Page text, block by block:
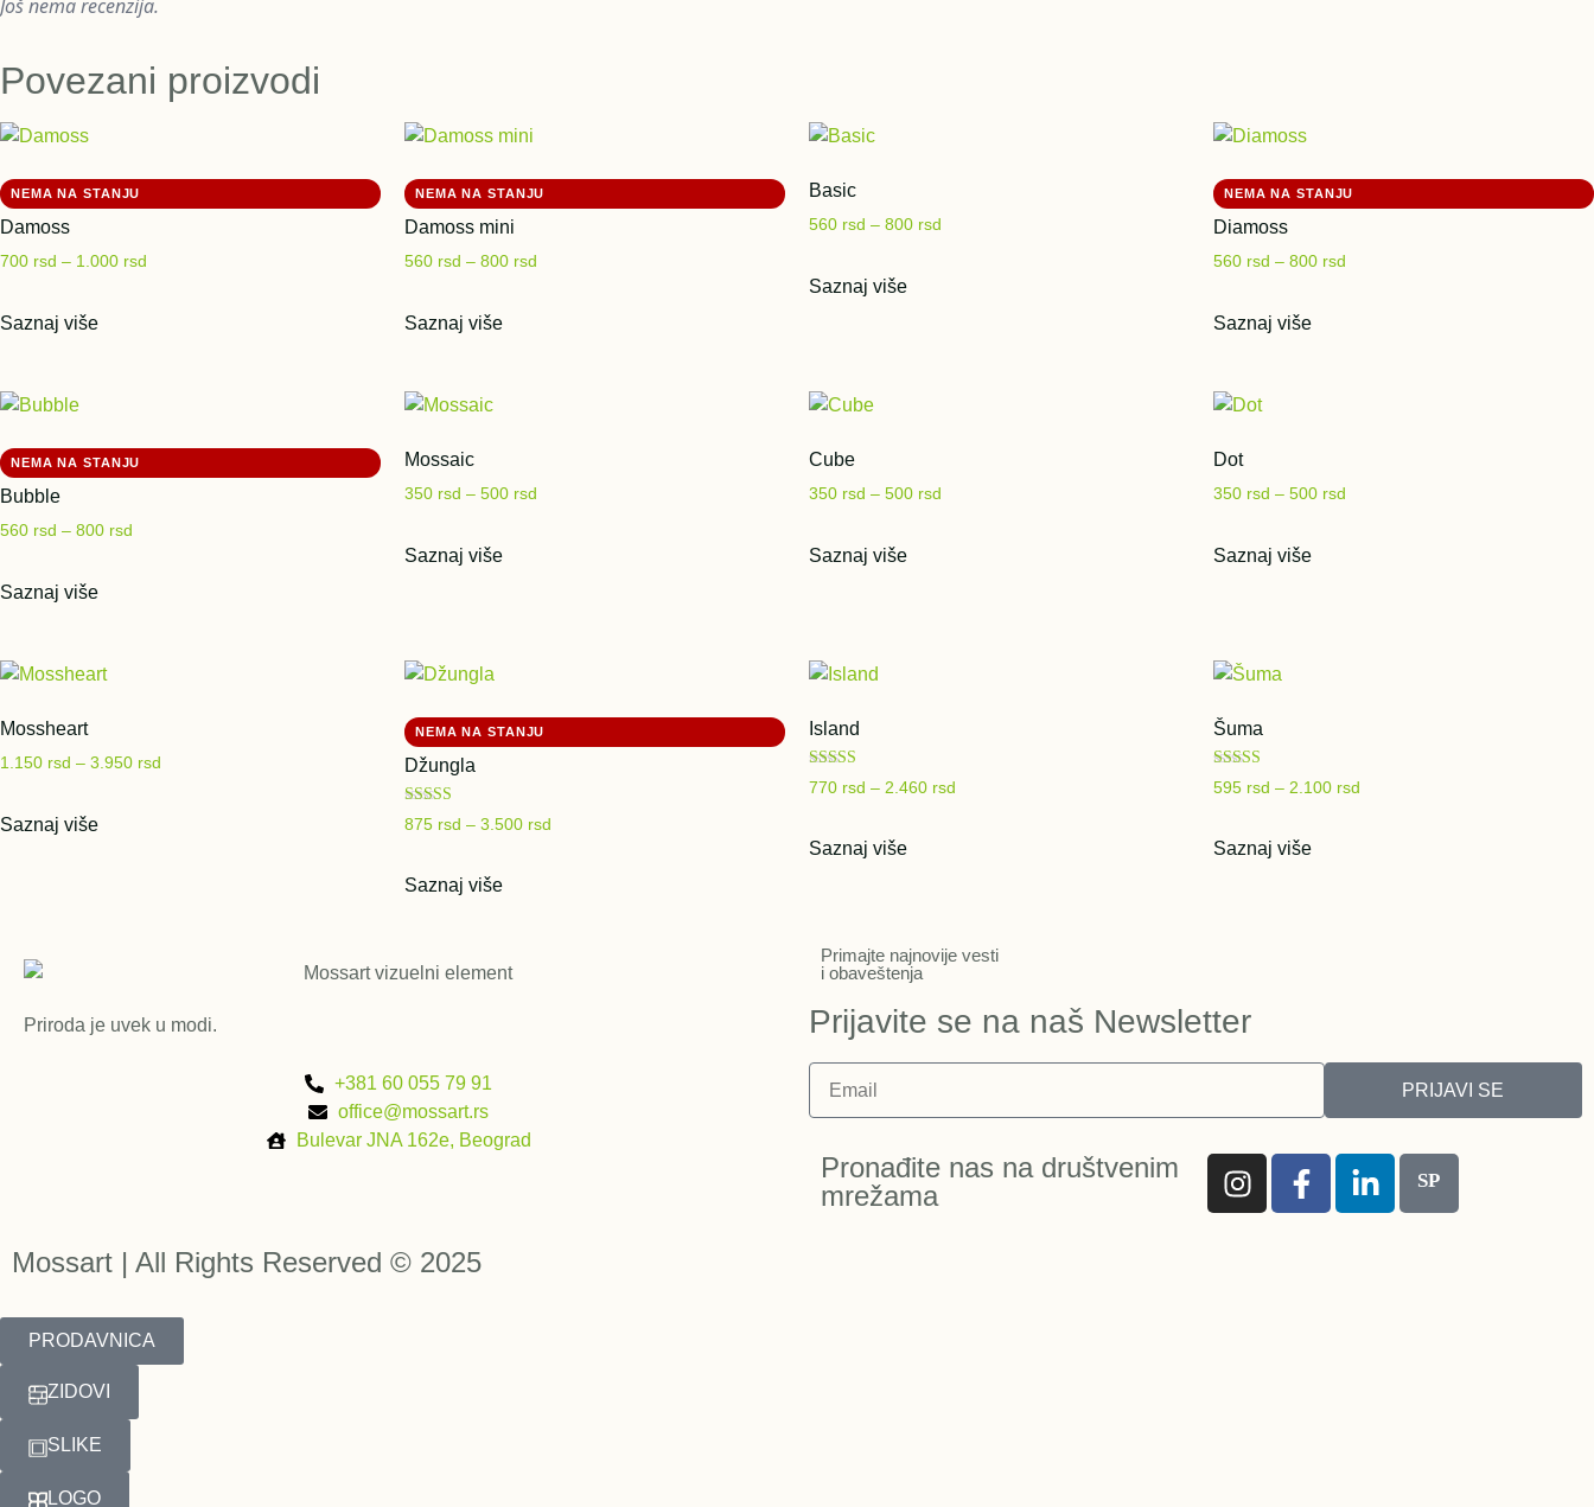
Još nema recenzija.
Povezani proizvodi
Damoss
700 rsd – 1.000 rsd
Saznaj više
Damoss mini
560 rsd – 800 rsd
Saznaj više
Basic
560 rsd – 800 rsd
Saznaj više
Diamoss
560 rsd – 800 rsd
Saznaj više
Bubble
560 rsd – 800 rsd
Saznaj više
Mossaic
350 rsd – 500 rsd
Saznaj više
Cube
350 rsd – 500 rsd
Saznaj više
Dot
350 rsd – 500 rsd
Saznaj više
Mossheart
1.150 rsd – 3.950 rsd
Saznaj više
Džungla
Ocenjeno sa
5.00
875 rsd – 3.500 rsd
Saznaj više
Island
Ocenjeno sa
5.00
770 rsd – 2.460 rsd
Saznaj više
Šuma
Ocenjeno sa
5.00
595 rsd – 2.100 rsd
Saznaj više
Priroda je uvek u modi.
+381 60 055 79 91
office@mossart.rs
Bulevar JNA 162e, Beograd
Primajte najnovije vesti
i obaveštenja
Prijavite se na naš Newsletter
PRIJAVI SE
Pronađite nas na društvenim
mrežama
SP
Mossart | All Rights Reserved © 2025
PRODAVNICA
ZIDOVI
SLIKE
LOGO